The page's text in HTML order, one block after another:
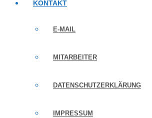
KONTAKT
E-MAIL
MITARBEITER
DATENSCHUTZERKLÄRUNG
IMPRESSUM